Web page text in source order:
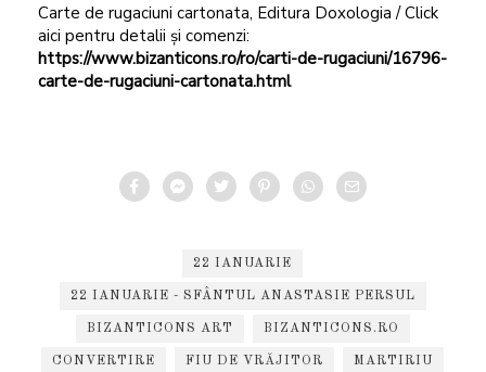
Carte de rugaciuni cartonata, Editura Doxologia / Click
aici pentru detalii și comenzi:
https://www.bizanticons.ro/ro/carti-de-rugaciuni/16796-
carte-de-rugaciuni-cartonata.html
22 IANUARIE
22 IANUARIE - SFÂNTUL ANASTASIE PERSUL
BIZANTICONS ART BIZANTICONS.RO
CONVERTIRE FIU DE VRĂJITOR MARTIRIU